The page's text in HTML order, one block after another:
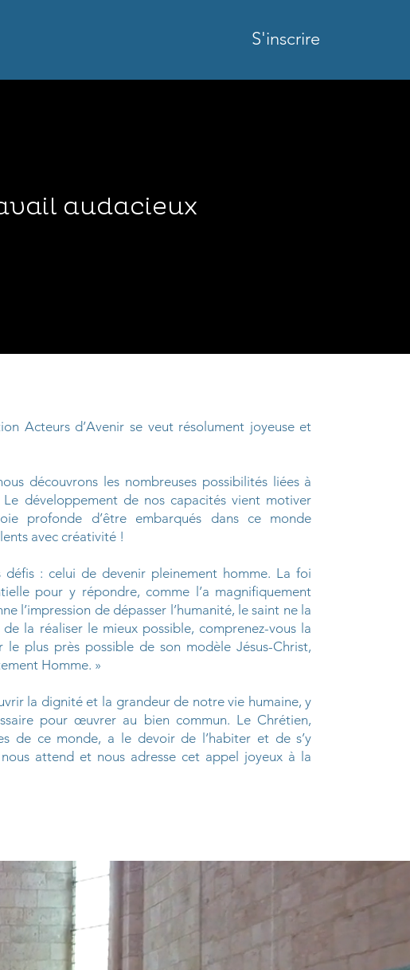
S'inscrire
audacieux
Acteurs d’Avenir se veut résolument joyeuse et
découvrons les nombreuses possibilités liées à
développement de nos capacités vient motiver
profonde d’être embarqués dans ce monde
avec créativité !
défis : celui de devenir pleinement homme. La foi
pour y répondre, comme l’a magnifiquement
l’impression de dépasser l’humanité, le saint ne la
de la réaliser le mieux possible, comprenez-vous la
le plus près possible de son modèle Jésus-Christ,
Homme. »
la dignité et la grandeur de notre vie humaine, y
pour œuvrer au bien commun. Le Chrétien,
de ce monde, a le devoir de l’habiter et de s’y
attend et nous adresse cet appel joyeux à la